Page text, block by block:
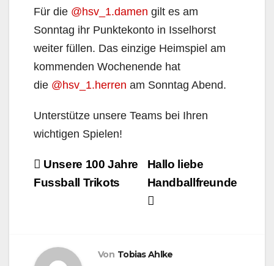
Für die @hsv_1.damen gilt es am
Sonntag ihr Punktekonto in Isselhorst
weiter füllen. Das einzige Heimspiel am
kommenden Wochenende hat
die @hsv_1.herren am Sonntag Abend.
Unterstütze unsere Teams bei Ihren
wichtigen Spielen!
Beitragsnavigation
Hallo liebe
Handballfreunde
Unsere 100 Jahre
Fussball Trikots
Von Tobias Ahlke